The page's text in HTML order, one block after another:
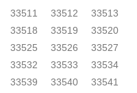
33511 33512
33513
33518 33519
33520
33525 33526
33527
33532 33533
33534
33539 33540
33541